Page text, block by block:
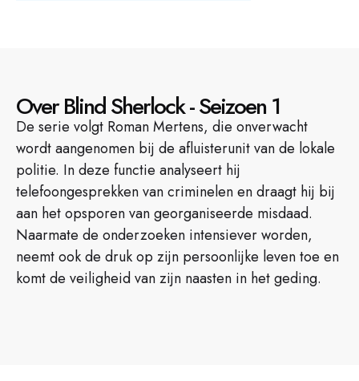
Over Blind Sherlock - Seizoen 1
De serie volgt Roman Mertens, die onverwacht
wordt aangenomen bij de afluisterunit van de lokale
politie. In deze functie analyseert hij
telefoongesprekken van criminelen en draagt hij bij
aan het opsporen van georganiseerde misdaad.
Naarmate de onderzoeken intensiever worden,
neemt ook de druk op zijn persoonlijke leven toe en
komt de veiligheid van zijn naasten in het geding.